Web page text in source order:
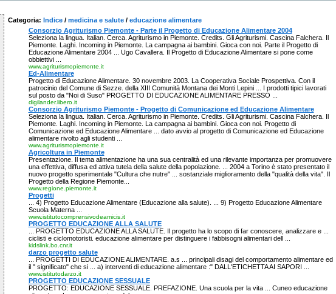
Categoria: Indice / medicina e salute / educazione alimentare
Consorzio Agriturismo Piemonte - Parte il Progetto di Educazione Alimentare 2004
Seleziona la lingua. Italian. Cerca. Agriturismo in Piemonte. Credits. Gli Agriturismi. Cascina Falchera. Il
Piemonte. Laghi. Incoming in Piemonte. La campagna ai bambini. Gioca con noi. Parte il Progetto di
Educazione Alimentare 2004 ... Ugo Cavallera. Il Progetto di Educazione Alimentare si pone come
obbiettivi ...
www.agriturismopiemonte.it
Ed-Alimentare
Progetto di Educazione Alimentare. 30 novembre 2003. La Cooperativa Sociale Prospettiva. Con il
patrocinio del Comune di Sezze. della XIII Comunità Montana dei Monti Lepini ... I prodotti tipici lavorati
sul posto da "Noi di Suso" PROGETTO DI EDUCAZIONE ALIMENTARE PRESSO ...
digilander.libero.it
Consorzio Agriturismo Piemonte - Progetto di Comunicazione ed Educazione Alimentare
Seleziona la lingua. Italian. Cerca. Agriturismo in Piemonte. Credits. Gli Agriturismi. Cascina Falchera. Il
Piemonte. Laghi. Incoming in Piemonte. La campagna ai bambini. Gioca con noi. Progetto di
Comunicazione ed Educazione Alimentare ... dato avvio al progetto di Comunicazione ed Educazione
alimentare rivolto agli studenti ...
www.agriturismopiemonte.it
Agricoltura in Piemonte
Presentazione. Il tema alimentazione ha una sua centralità ed una rilevante importanza per promuovere
una effettiva, diffusa ed attiva tutela della salute della popolazione. ... 2004 a Torino è stato presentato il
nuovo progetto sperimentale "Cultura che nutre" ... sostanziale miglioramento della "qualità della vita". Il
Progetto della Regione Piemonte...
www.regione.piemonte.it
Progetti
... 4) Progetto Educazione Alimentare (Educazione alla salute). ... 9) Progetto Educazione Alimentare
Scuola Materna ...
www.istitutocomprensivodeamicis.it
PROGETTO EDUCAZIONE ALLA SALUTE
... PROGETTO EDUCAZIONE ALLA SALUTE. Il progetto ha lo scopo di far conoscere, analizzare e ...
ciclisti e ciclomotoristi. educazione alimentare per distinguere i fabbisogni alimentari dell ...
kidslink.bo.cnr.it
darzo progetto salute
... PROGETTI DI EDUCAZIONE ALIMENTARE. a.s ... principali disagi del comportamento alimentare ed
il " significato" che si ... a) interventi di educazione alimentare :" DALL'ETICHETTA AI SAPORI ...
www.istitutodarzo.it
PROGETTO EDUCAZIONE SESSUALE
PROGETTO: EDUCAZIONE SESSUALE. PREFAZIONE. Una scuola per la vita ... Cuneo educazione